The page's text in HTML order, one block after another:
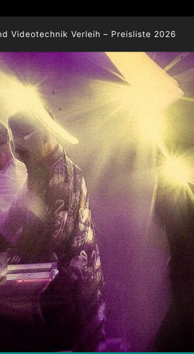
Videotechnik Verleih – Preisliste 2026